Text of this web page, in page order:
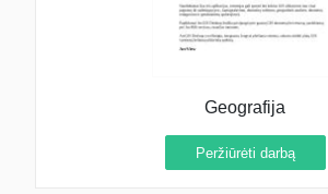
Geografija
Peržiūrėti darbą